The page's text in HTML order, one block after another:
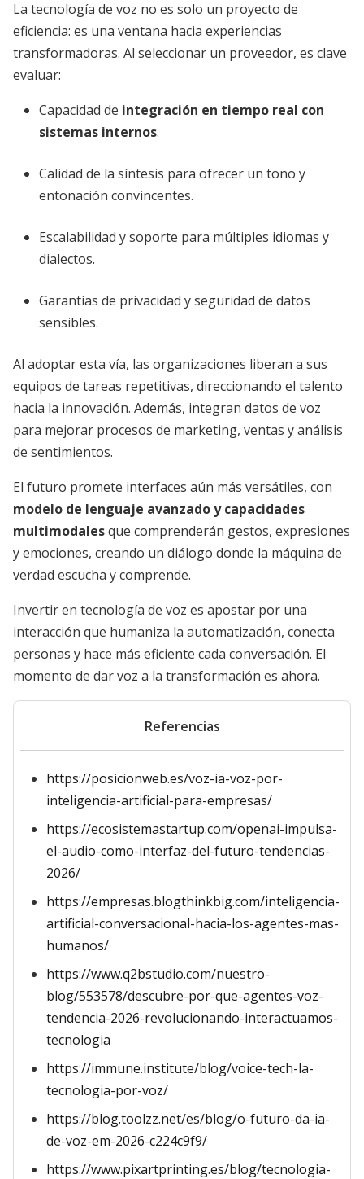
La tecnología de voz no es solo un proyecto de
eficiencia: es una ventana hacia experiencias
transformadoras. Al seleccionar un proveedor, es clave
evaluar:
Capacidad de integración en tiempo real con
sistemas internos.
Calidad de la síntesis para ofrecer un tono y
entonación convincentes.
Escalabilidad y soporte para múltiples idiomas y
dialectos.
Garantías de privacidad y seguridad de datos
sensibles.
Al adoptar esta vía, las organizaciones liberan a sus
equipos de tareas repetitivas, direccionando el talento
hacia la innovación. Además, integran datos de voz
para mejorar procesos de marketing, ventas y análisis
de sentimientos.
El futuro promete interfaces aún más versátiles, con
modelo de lenguaje avanzado y capacidades
multimodalesque comprenderán gestos, expresiones
y emociones, creando un diálogo donde la máquina de
verdad escucha y comprende.
Invertir en tecnología de voz es apostar por una
interacción que humaniza la automatización, conecta
personas y hace más eficiente cada conversación. El
momento de dar voz a la transformación es ahora.
Referencias
https://posicionweb.es/voz-ia-voz-por-
inteligencia-artificial-para-empresas/
https://ecosistemastartup.com/openai-impulsa-
el-audio-como-interfaz-del-futuro-tendencias-
2026/
https://empresas.blogthinkbig.com/inteligencia-
artificial-conversacional-hacia-los-agentes-mas-
humanos/
https://www.q2bstudio.com/nuestro-
blog/553578/descubre-por-que-agentes-voz-
tendencia-2026-revolucionando-interactuamos-
tecnologia
https://immune.institute/blog/voice-tech-la-
tecnologia-por-voz/
https://blog.toolzz.net/es/blog/o-futuro-da-ia-
de-voz-em-2026-c224c9f9/
https://www.pixartprinting.es/blog/tecnologia-